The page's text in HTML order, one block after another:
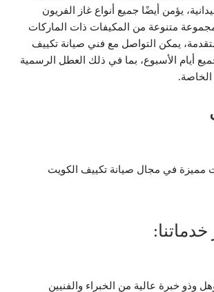
يؤمن أيضًا جميع أنواع غاز الفريون
مجموعة متنوعة من المكيفات ذات الماركات
يمكن التواصل مع فني صيانة تكييف
في جميع أيام الأسبوع، بما في ذلك العطل الرسمية
الخاصة.
مميزة في مجال صيانة تكييف الكويت
خدماتنا:
وذو خبرة عالية من الخبراء والفنيين